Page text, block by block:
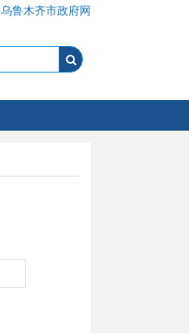
乌鲁木齐市政府网